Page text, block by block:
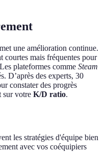
une amélioration continue.
courtes mais fréquentes pour
plateformes comme Steam
D’après des experts, 30
constater des progrès
sur votre K/D ratio.
les stratégies d'équipe bien
avec vos coéquipiers